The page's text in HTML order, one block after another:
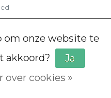
om onze website te
akkoord?
Ja
over cookies »